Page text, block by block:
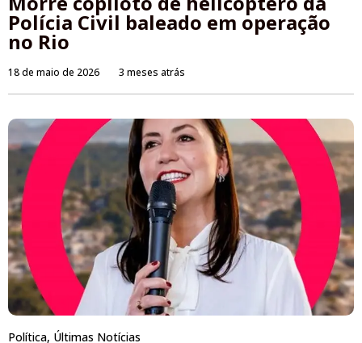
Polícia Civil baleado em operação
no Rio
18 de maio de 2026 3 meses atrás
Política, Últimas Notícias